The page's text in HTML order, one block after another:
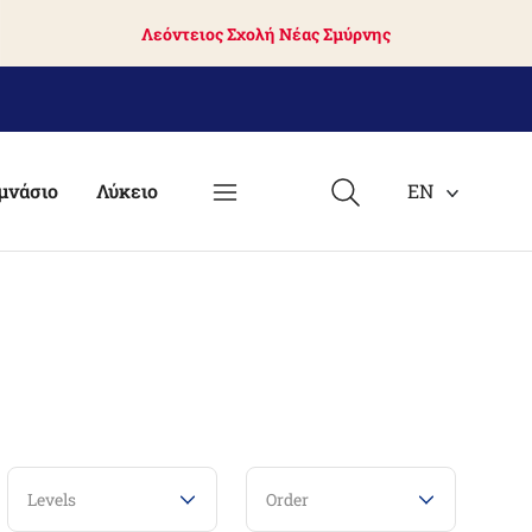
Λεόντειος Σχολή Νέας Σμύρνης
Λύκειο EN
Levels Order